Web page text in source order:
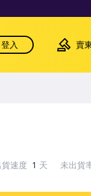
登入 賣
速度 1 天 未出貨